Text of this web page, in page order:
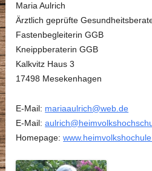
Maria Aulrich
Ärztlich geprüfte
Fastenbegleiterin GGB
Kneippberaterin GGB
Kalkvitz Haus 3
17498 Mesekenhagen
E-Mail: mariaaulrich@web.de
E-Mail:
Homepage: